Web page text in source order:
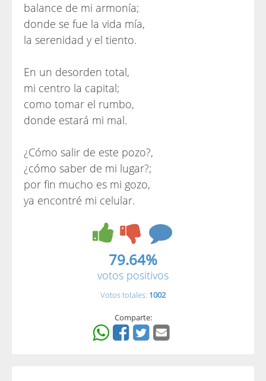
balance de mi armonía;
donde se fue la vida mía,
la serenidad y el tiento.
En un desorden total,
mi centro la capital;
como tomar el rumbo,
donde estará mi mal.
¿Cómo salir de este pozo?,
¿cómo saber de mi lugar?;
por fin mucho es mi gozo,
ya encontré mi celular.
79.64%
votos positivos
Votos totales: 1002
Comparte: